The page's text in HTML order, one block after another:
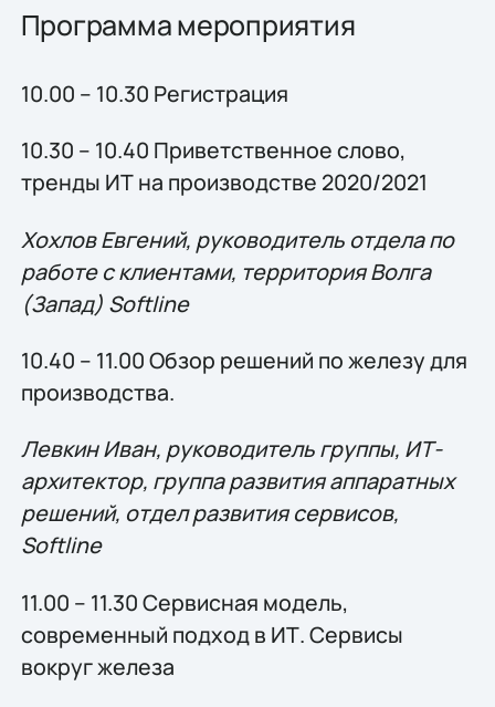
Программа мероприятия
10.00 – 10.30 Регистрация
10.30 – 10.40 Приветственное слово,
тренды ИТ на производстве 2020/2021
Хохлов Евгений, руководитель отдела по
работе с клиентами, территория Волга
(Запад) Softline
10.40 – 11.00 Обзор решений по железу для
производства.
Левкин Иван, руководитель группы, ИТ-
архитектор, группа развития аппаратных
решений, отдел развития сервисов,
Softline
11.00 – 11.30 Сервисная модель,
современный подход в ИТ. Сервисы
вокруг железа